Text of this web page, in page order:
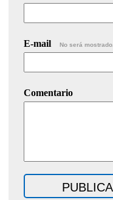
E-mail No será mostrado.
Comentario